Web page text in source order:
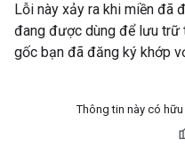
Lỗi này xảy ra khi miền đã
đang được dùng để lưu trữ
gốc bạn đã đăng ký khớp
Thông tin này có